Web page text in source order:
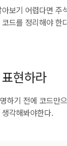
보기 어렵다면 주
드를 정리해야 한
현하라
하기 전에 코드만
각해봐야한다.